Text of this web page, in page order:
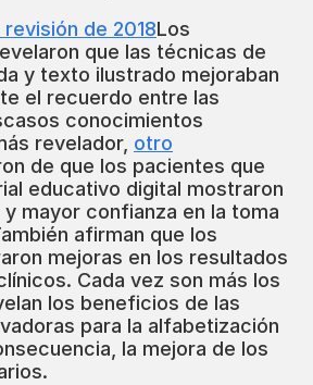
de 2018Los
que las técnicas de
y texto ilustrado mejoraban
el recuerdo entre las
conocimientos
revelador, otro
de que los pacientes que
educativo digital mostraron
mayor confianza en la toma
afirman que los
mejoras en los resultados
Cada vez son más los
los beneficios de las
para la alfabetización
la mejora de los